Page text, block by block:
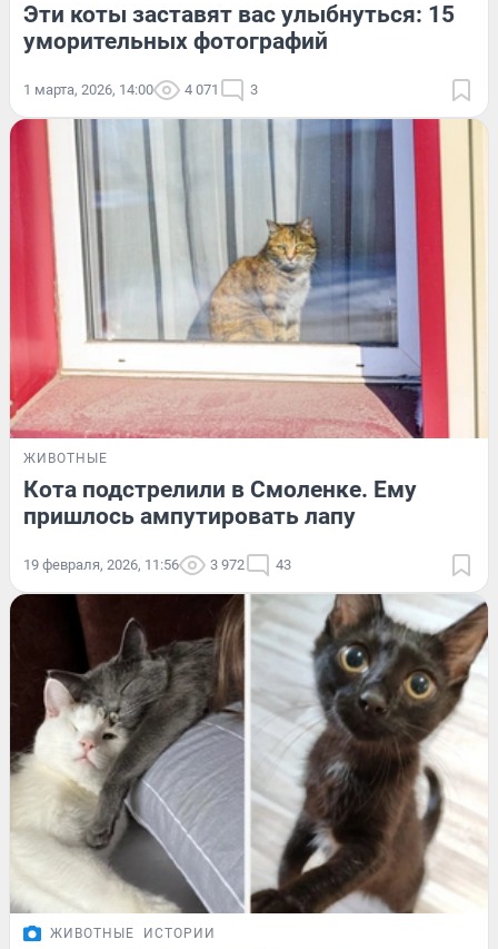
Эти коты заставят вас улыбнуться: 15
уморительных фотографий
1 марта, 2026, 14:00 4 071 3
ЖИВОТНЫЕ
Кота подстрелили в Смоленке. Ему
пришлось ампутировать лапу
19 февраля, 2026, 11:56 3 972 43
ЖИВОТНЫЕ ИСТОРИИ